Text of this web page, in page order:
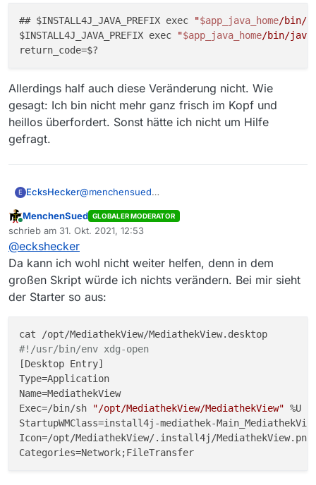
## $INSTALL4J_JAVA_PREFIX exec "$app_java_home/bin/
$INSTALL4J_JAVA_PREFIX exec
"$app_java_home/bin/
Allerdings half auch diese Veränderung nicht. Wie
gesagt: Ich bin nicht mehr ganz frisch im Kopf und
heillos überfordert. Sonst hätte ich nicht um Hilfe
gefragt.
E EcksHecker@menchensued
ich bekomme es nicht hin:
Zunächst habe ich untersucht, was sich zuletzt in
einige Fragen aufwarf. Immerhin bemerkte ich ein
neues Argument, und beschloss, es mal zu
beseitigen. Somit sehen die vorletzten Zeilen jetzt
so aus:
## $INSTALL4J_JAVA_PREFIX exec
$INSTALL4J_JAVA_PREFIX exec
gesagt: Ich bin nicht mehr ganz frisch im Kopf und
heillos überfordert. Sonst hätte ich nicht um Hilfe
gefragt.
Online
MenchenSued GLOBALER MODERATOR
schrieb am 31. Okt. 2021, 12:53
zuletzt editiert von
@eckshecker
Da kann ich wohl nicht weiter helfen, denn in dem
großen Skript würde ich nichts verändern. Bei mir sieht
der Starter so aus:
#!/usr/bin/env xdg-open
[Desktop Entry]
Type=Application
Name=MediathekView
Exec=/bin/sh
"/opt/MediathekView/MediathekView" %U
StartupWMClass=install4j-mediathek-
Icon=/opt/MediathekView/.install4j/MediathekView.png